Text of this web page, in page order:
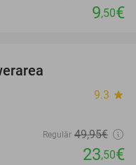
9,50€
9.3 star
Regulär 49,95€
23,50€